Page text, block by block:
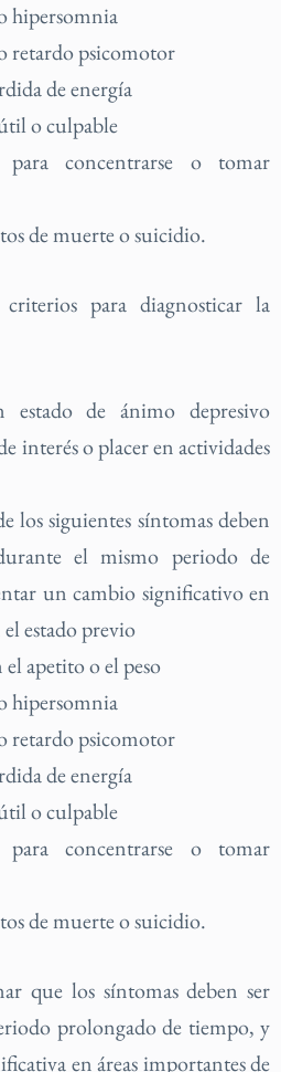
hipersomnia
retardo psicomotor
de energía
o culpable
concentrarse o tomar
de muerte o suicidio.
para diagnosticar la
estado de ánimo depresivo
interés o placer en actividades
los siguientes síntomas deben
el mismo periodo de
un cambio significativo en
estado previo
apetito o el peso
hipersomnia
retardo psicomotor
de energía
o culpable
concentrarse o tomar
de muerte o suicidio.
que los síntomas deben ser
prolongado de tiempo, y
en áreas importantes de